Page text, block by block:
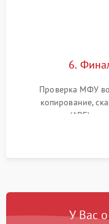
6.
Проверка МФУ
копирование,
документов (ADF) и
на отсутствие
У Вас